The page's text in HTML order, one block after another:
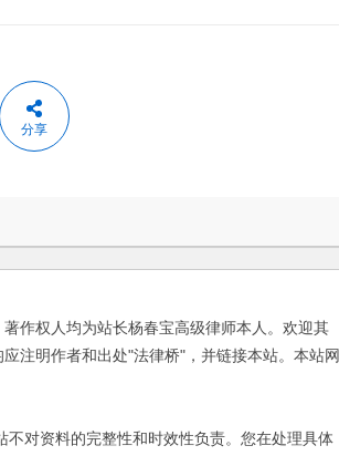
分享
作权人均为站长杨春宝高级律师本人。欢迎其
注明作者和出处"法律桥"，并链接本站。本站网
对资料的完整性和时效性负责。您在处理具体